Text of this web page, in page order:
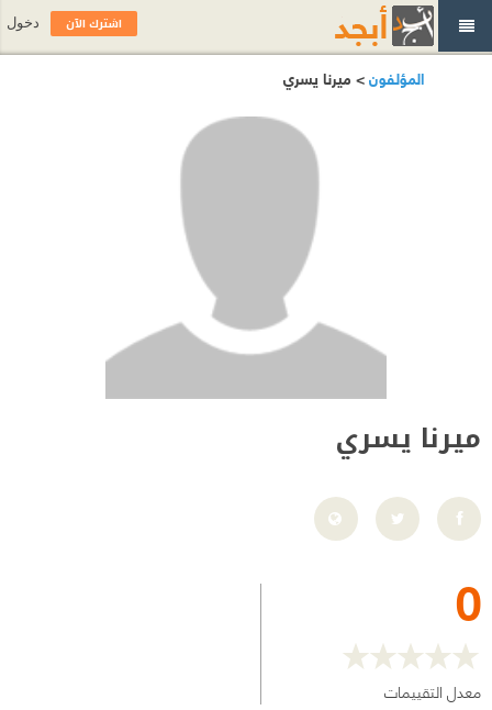
المؤلفون> ميرنا يسري
ميرنا يسري
0
معدل التقييمات
اشترك الآن دخول